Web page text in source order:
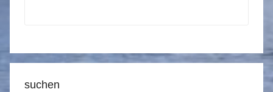
suchen